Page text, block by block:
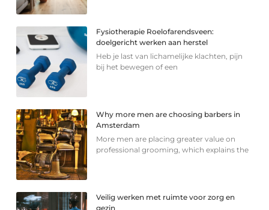
Fysiotherapie Roelofarendsveen:
doelgericht werken aan herstel
Heb je last van lichamelijke klachten, pijn
bij het bewegen of een
Why more men are choosing barbers in
Amsterdam
More men are placing greater value on
professional grooming, which explains the
Veilig werken met ruimte voor zorg en
gezin